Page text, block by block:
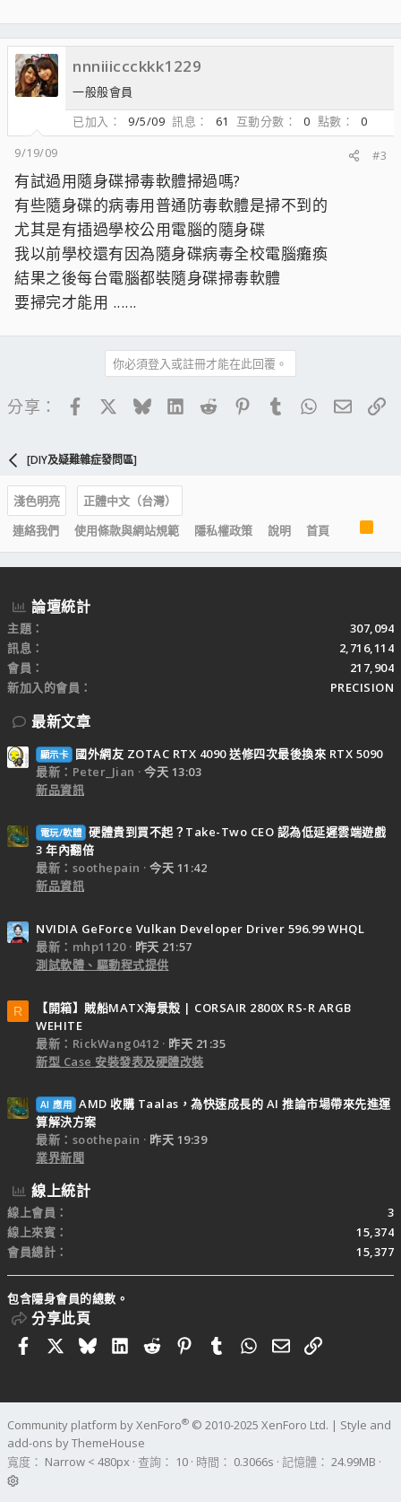
nnniiiccckkk1229
一般般會員
已加入
9/5/09 訊息 61 互動分數 0 點數
0
9/19/09
#3
有試過用隨身碟掃毒軟體掃過嗎?
有些隨身碟的病毒用普通防毒軟體是掃不到的
尤其是有插過學校公用電腦的隨身碟
我以前學校還有因為隨身碟病毒全校電腦癱瘓
結果之後每台電腦都裝隨身碟掃毒軟體
要掃完才能用 ......
你必須登入或註冊才能在此回覆。
分享： FacebookBlueskyLinkedIn
Reddit PinterestTumblrWhatsApp
電子
[DIY及疑難雜症發問區]
淺色明亮
正體中文（台灣）
連絡我們
使用條款與網站規範 隱私權政策 說明 首頁
S
論壇統計
主題
307,094
訊息
2,716,114
會員
217,904
新加入的會員
PRECISION
最新文章
顯示卡
國外網友 ZOTAC RTX 4090 送修四次最後換來 RTX 5090
最新：Peter_Jian
今天 13:03
新品資訊
電玩/軟體 硬體貴到買不起？Take-Two CEO 認為低延遲雲端遊戲
3 年內翻倍
最新：soothepain
今天 11:42
新品資訊
NVIDIA GeForce Vulkan Developer Driver 596.99 WHQL
最新：mhp1120
昨天 21:57
測試軟體、驅動程式提供
R
【開箱】賊船MATX海景殼 | CORSAIR 2800X RS-R ARGB
WEHITE
最新：RickWang0412
昨天 21:35
新型 Case 安裝發表及硬體改裝
AI 應用 AMD 收購 Taalas，為快速成長的 AI 推論市場帶來先進運
算解決方案
最新：soothepain
昨天 19:39
業界新聞
線上統計
線上會員
3
線上來賓
15,374
會員總計
15,377
包含隱身會員的總數。
分享此頁
FacebookBlueskyLinkedIn
RedditPinterestTumblrWhatsApp
電子郵件
連結
Community platform by XenForo® © 2010-2025 XenForo Ltd. | Style and
add-ons by ThemeHouse
寬度
查詢 10 時間 0.3066s 記憶體 24.99MB